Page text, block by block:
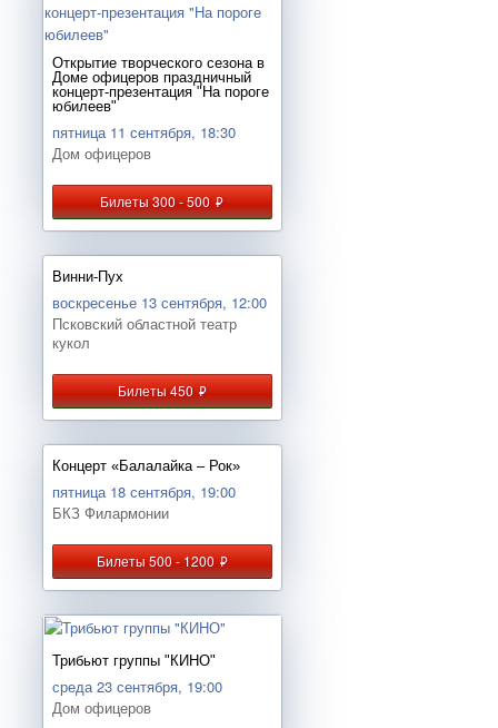
Открытие творческого сезона в
Доме офицеров праздничный
концерт-презентация "На пороге
юбилеев"
пятница 11 сентября, 18:30
Дом офицеров
Билеты 300 - 500руб.
Винни-Пух
воскресенье 13 сентября, 12:00
Псковский областной театр
кукол
Билеты 450руб.
Концерт «Балалайка – Рок»
пятница 18 сентября, 19:00
БКЗ Филармонии
Билеты 500 - 1200руб.
Трибьют группы "КИНО"
среда 23 сентября, 19:00
Дом офицеров